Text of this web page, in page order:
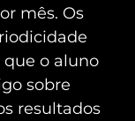
mês. Os
o aluno
sobre
resultados